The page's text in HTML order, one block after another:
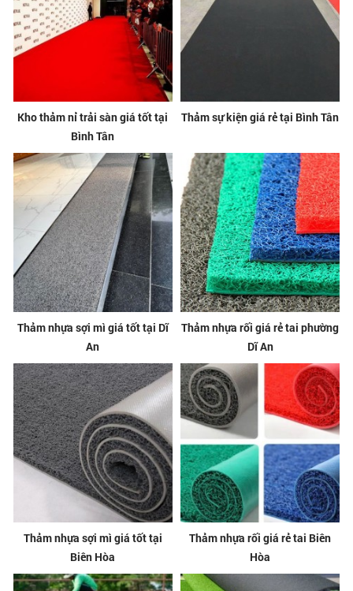
Kho thảm nỉ trải sàn giá tốt tại
Bình Tân
Thảm sự kiện giá rẻ tại Bình Tân
Thảm nhựa sợi mì giá tốt tại Dĩ
An
Thảm nhựa rối giá rẻ tai phường
Dĩ An
Thảm nhựa sợi mì giá tốt tại
Biên Hòa
Thảm nhựa rối giá rẻ tai Biên
Hòa